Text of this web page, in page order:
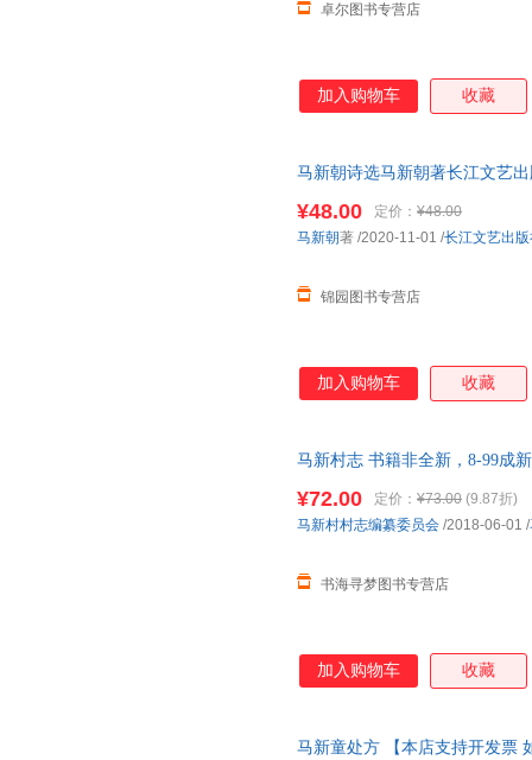
卓尔图书专营店
加入购物车 收藏
马新朝诗选马新朝著长江文艺
¥48.00 定价： ¥48.00
锦园图书专营店
马新朝著 /2020-11-01 /长江文艺出
加入购物车 收藏
马新村志 书籍非全新，8-99成
¥72.00 定价： ¥73.00 (9.87折)
书海寻梦图书专营店
马新村村志编纂委员会 /2018-06-01 /
加入购物车 收藏
马新童处方 【本店支持开发票